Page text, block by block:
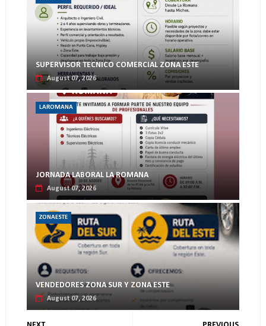
SUPERVISOR TECNICO COMERCIAL ZONA ESTE
August 07, 2026
LAROMANA
JORNADA LABORAL LA ROMANA
August 07, 2026
ZONAESTE
VENDEDORES ZONA SUR Y ZONA ESTE
August 07, 2026